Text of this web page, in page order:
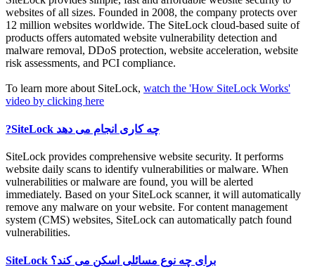
websites of all sizes. Founded in 2008, the company protects over
12 million websites worldwide. The SiteLock cloud-based suite of
products offers automated website vulnerability detection and
malware removal, DDoS protection, website acceleration, website
risk assessments, and PCI compliance.
To learn more about SiteLock, watch the 'How SiteLock Works'
video by clicking here
?SiteLock چه کاری انجام می دهد
SiteLock provides comprehensive website security. It performs
website daily scans to identify vulnerabilities or malware. When
vulnerabilities or malware are found, you will be alerted
immediately. Based on your SiteLock scanner, it will automatically
remove any malware on your website. For content management
system (CMS) websites, SiteLock can automatically patch found
vulnerabilities.
SiteLock برای چه نوع مسائلی اسکن می کند؟